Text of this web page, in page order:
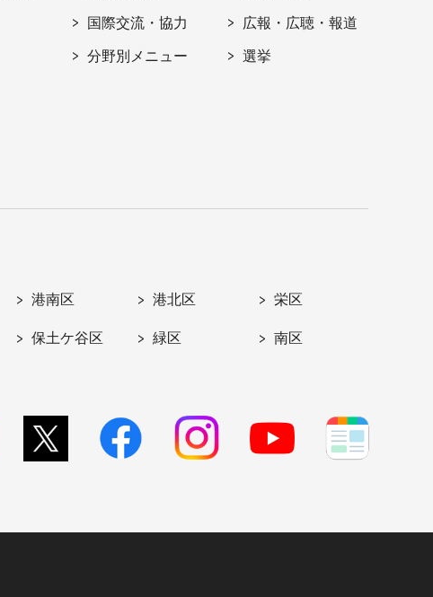
国際交流・協力
分野別メニュー
広報・広聴・報道
選挙
港南区 港北区 栄区
保土ケ谷区 緑区 南区